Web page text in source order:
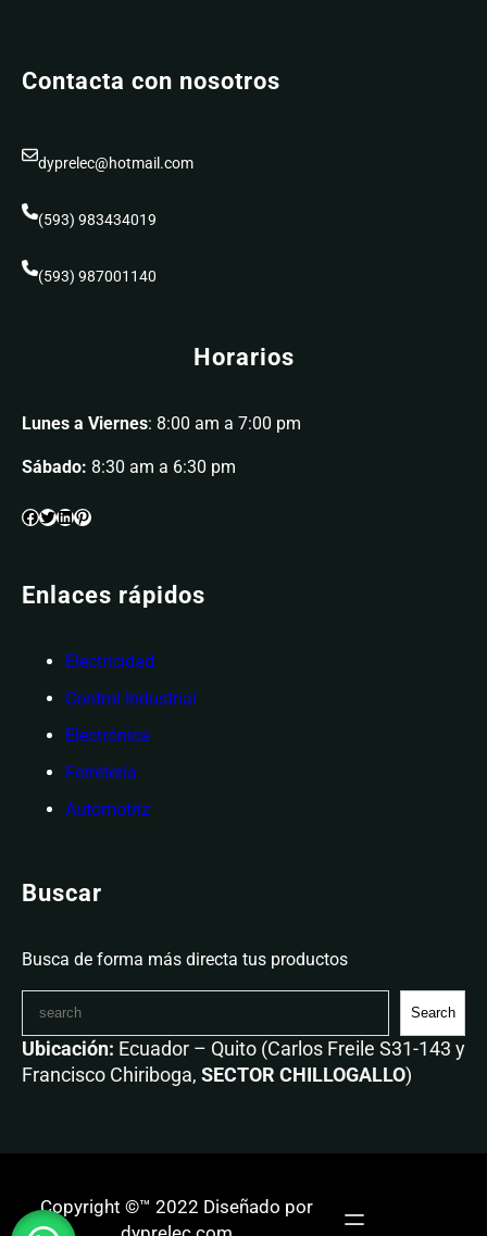
Contacta con nosotros
dyprelec@hotmail.com
(593) 983434019
(593) 987001140
Horarios
Lunes a Viernes: 8:00 am a 7:00 pm
Sábado: 8:30 am a 6:30 pm
Enlaces rápidos
Electricidad
Control Industrial
Electrónica
Ferretería
Automotriz
Buscar
Busca de forma más directa tus productos
Search
Ubicación: Ecuador – Quito (Carlos Freile S31-143 y
Francisco Chiriboga, SECTOR CHILLOGALLO)
Copyright ©™ 2022 Diseñado por